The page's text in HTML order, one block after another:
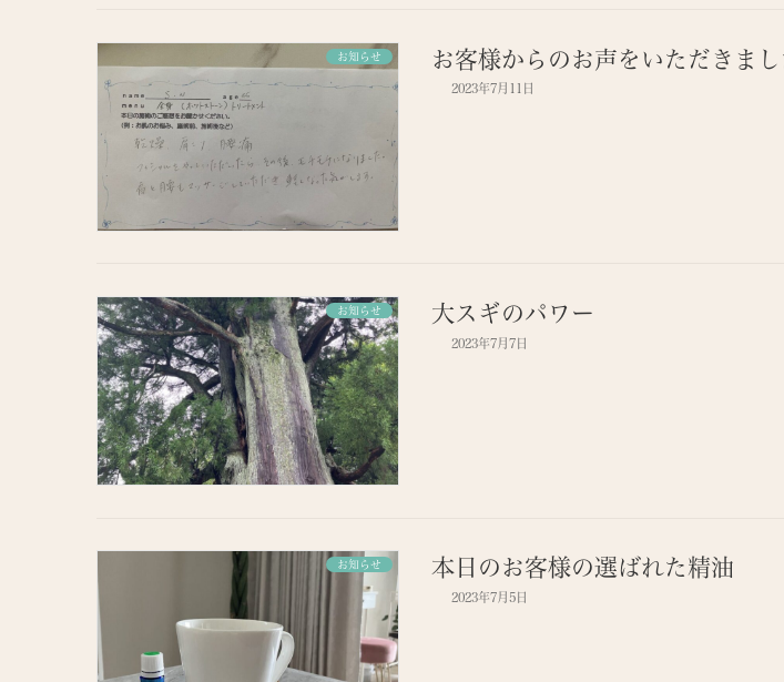
お知らせ お客様からのお声をいただきまし
2023年7月11日
お知らせ 大スギのパワー
2023年7月7日
お知らせ 本日のお客様の選ばれた精油
2023年7月5日